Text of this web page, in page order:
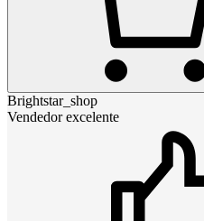
Brightstar_shop
Vendedor excelente